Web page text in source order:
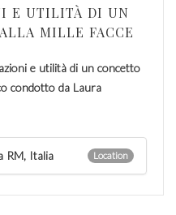
E UTILITÀ DI UN
MILLE FACCE
e utilità di un concetto
condotto da Laura
RM, Italia Location